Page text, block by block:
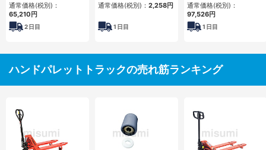
通常価格(税別)：
65,210円
2日目
通常価格(税別)： 2,258円
1 日目
通常価格(税別)：
97,526円
1 日目
ハンドパレットトラックの売れ筋ランキング